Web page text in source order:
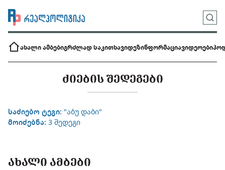
ახალი ამბებიგრძლად საკითხავიდეზინფორმაციავიდეოები
ᲫᲘᲔᲑᲘᲡ ᲨᲔᲓᲔᲒᲔᲑᲘ
საძიებო ტეგი: "აბუ დაბი"
მოიძებნა: 3 შედეგი
ᲐᲮᲐᲚᲘ ᲐᲛᲑᲔᲑᲘ